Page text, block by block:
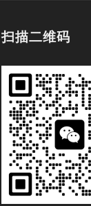
扫描二维码